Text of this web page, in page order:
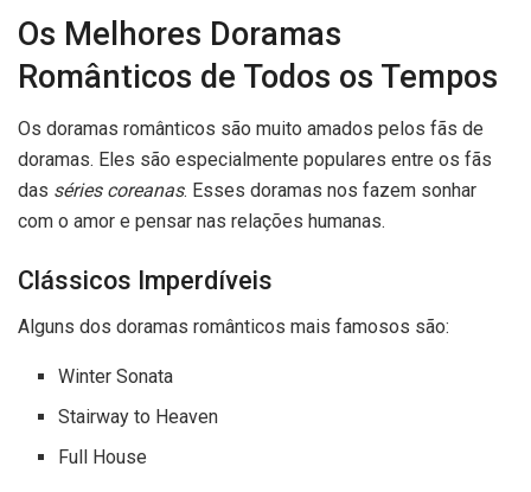
Os Melhores Doramas
Românticos de Todos os Tempos
Os doramas românticos são muito amados pelos fãs de
doramas. Eles são especialmente populares entre os fãs
das séries coreanas. Esses doramas nos fazem sonhar
com o amor e pensar nas relações humanas.
Clássicos Imperdíveis
Alguns dos doramas românticos mais famosos são:
Winter Sonata
Stairway to Heaven
Full House